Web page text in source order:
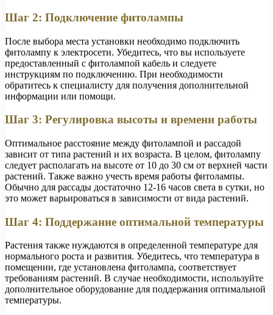
Шаг 2: Подключение фитолампы
После выбора места установки необходимо подключить
фитолампу к электросети. Убедитесь, что вы используете
предоставленный с фитолампой кабель и следуете
инструкциям по подключению. При необходимости
обратитесь к специалисту для получения дополнительной
информации или помощи.
Шаг 3: Регулировка высоты и времени работы
Оптимальное расстояние между фитолампой и рассадой
зависит от типа растений и их возраста. В целом, фитолампу
следует располагать на высоте от 10 до 30 см от верхней части
растений. Также важно учесть время работы фитолампы.
Обычно для рассады достаточно 12-16 часов света в сутки, но
это может варьироваться в зависимости от вида растений.
Шаг 4: Поддержание оптимальной температуры
Растения также нуждаются в определенной температуре для
нормального роста и развития. Убедитесь, что температура в
помещении, где установлена фитолампа, соответствует
требованиям растений. В случае необходимости, используйте
дополнительное оборудование для поддержания оптимальной
температуры.